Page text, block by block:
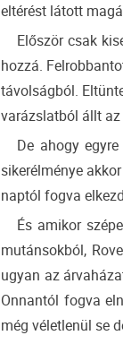
eltérést látott
Először csak
hozzá.
távolságból.
varázslatból állt
De ahogy
sikerélménye
naptól fogva
És amikor
mutánsokból,
ugyan az
Onnantól fogva
még véletlenül se